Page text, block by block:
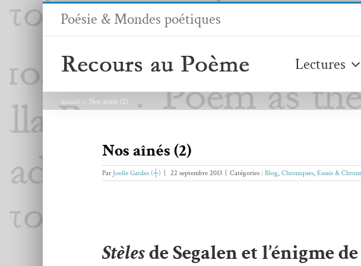
Passer
Poésie & Mondes poétiques
Lectures
Accueil Nos aînés (2)
Nos aînés (2)
Par Joelle Gardes (┼) 22 septembre 2013 Catégories : Blog, Chroniques, Essais &
Stèlesde Segalen et l’énigme